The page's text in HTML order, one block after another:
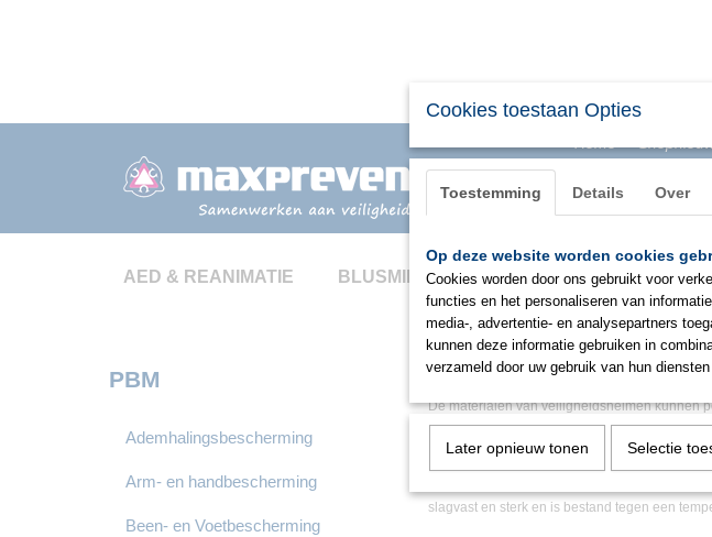
AED & REANIMATIE BLUSMIDDELEN BHV & ONTRUIMING
PBM
Ademhalingsbescherming
Arm- en handbescherming
Been- en Voetbescherming
Materialen
De materialen van veiligheidshelmen kunnen
ABS (Acrylonitrile Butadiene Styrene):
ABS is een thermoplast en copolymeer. Het
slagvast en sterk en is bestand tegen een
Cookies toestaan Opties
Toestemming Details Over
Op deze website worden cookies
Cookies worden door ons gebruikt voor
functies en het personaliseren van
media-, advertentie- en analysepartners
kunnen deze informatie gebruiken in
verzameld door uw gebruik van hun
Later opnieuw tonen Selectie